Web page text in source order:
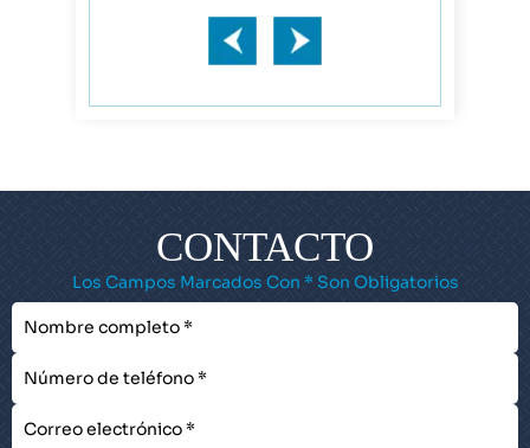
CONTACTO
Los Campos Marcados Con * Son Obligatorios